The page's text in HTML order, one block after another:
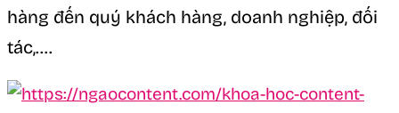
hàng đến quý khách hàng, doanh nghiệp, đối
tác,….